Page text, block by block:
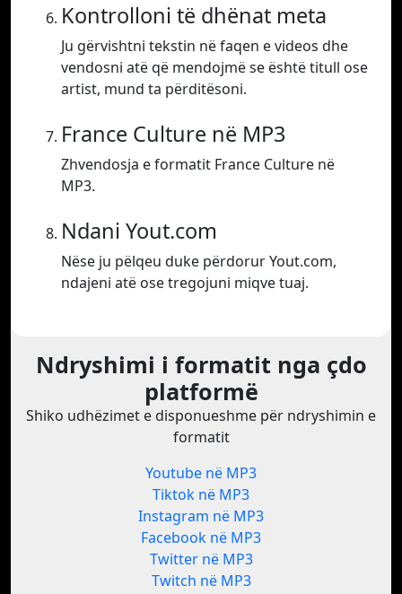
Kontrolloni të dhënat meta
Ju gërvishtni tekstin në faqen e videos dhe
vendosni atë që mendojmë se është titull ose
artist, mund ta përditësoni.
France Culture në MP3
Zhvendosja e formatit France Culture në
MP3.
Ndani Yout.com
Nëse ju pëlqeu duke përdorur Yout.com,
ndajeni atë ose tregojuni miqve tuaj.
Ndryshimi i formatit nga çdo
platformë
Shiko udhëzimet e disponueshme për ndryshimin e
formatit
Youtube në MP3
Tiktok në MP3
Instagram në MP3
Facebook në MP3
Twitter në MP3
Twitch në MP3